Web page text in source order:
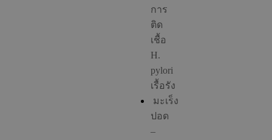
การ
ติด
เชื้อ
H.
pylori
เรื้อรัง
มะเร็ง
ปอด
–